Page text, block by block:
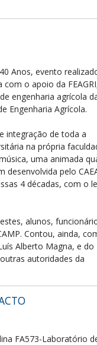
Anos, evento
com o apoio da
engenharia agrícola
Engenharia Agrícola.
integração de toda a
na própria
uma animada
desenvolvida pelo
4 décadas, com o
alunos,
Contou, ainda,
Alberto Magna, e
autoridades da
FA573-Laboratório